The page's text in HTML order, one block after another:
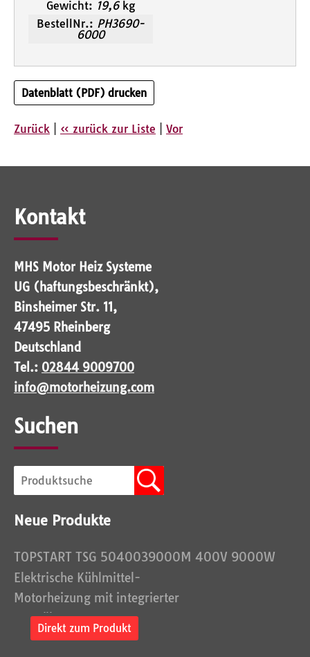
Gewicht: 19,6 kg
BestellNr.: PH3690-
6000
Datenblatt (PDF) drucken
Zurück « zurück zur Liste Vor
Kontakt
MHS Motor Heiz Systeme
UG (haftungsbeschränkt),
Binsheimer Str. 11,
47495 Rheinberg
Deutschland
Tel.: 02844 9009700
info@motorheizung.com
Suchen
Neue Produkte
TOPSTART TSG 5040039000M 400V 9000W
Elektrische Kühlmittel-
Motorheizung mit integrierter
Umwälzpump...
Direkt zum Produkt